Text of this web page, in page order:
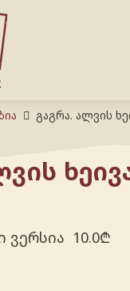
გაგრა. ალვის
10.0₾